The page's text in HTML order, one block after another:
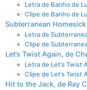
Letra de Banho de
Clipe de Banho de
Subterranean
Letra de
Clipe de
Let’s Twist Again, de
Letra de Let’s Twist
Clipe de Let’s Twist
Hit to the Jack, de Ray